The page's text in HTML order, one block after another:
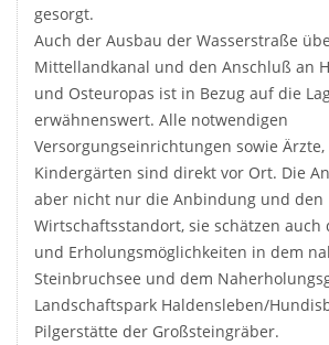
gesorgt.
Auch der Ausbau der Wasserstraße
Mittellandkanal und den Anschluß an
und Osteuropas ist in Bezug auf die
erwähnenswert. Alle notwendigen
Versorgungseinrichtungen sowie Ärzte,
Kindergärten sind direkt vor Ort. Die
aber nicht nur die Anbindung und den
Wirtschaftsstandort, sie schätzen auch
und Erholungsmöglichkeiten in dem
Steinbruchsee und dem
Landschaftspark Haldensleben/
Pilgerstätte der Großsteingräber.